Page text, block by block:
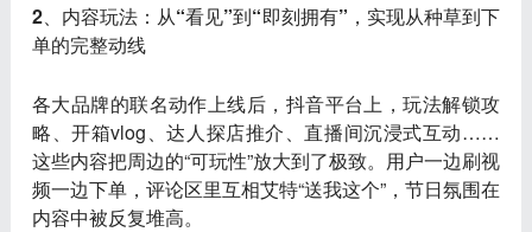
2、内容玩法：从“看见”到“即刻拥有”，实现从种草到下
单的完整动线
各大品牌的联名动作上线后，抖音平台上，玩法解锁攻
略、开箱vlog、达人探店推介、直播间沉浸式互动……
这些内容把周边的“可玩性”放大到了极致。用户一边刷视
频一边下单，评论区里互相艾特“送我这个”，节日氛围在
内容中被反复堆高。